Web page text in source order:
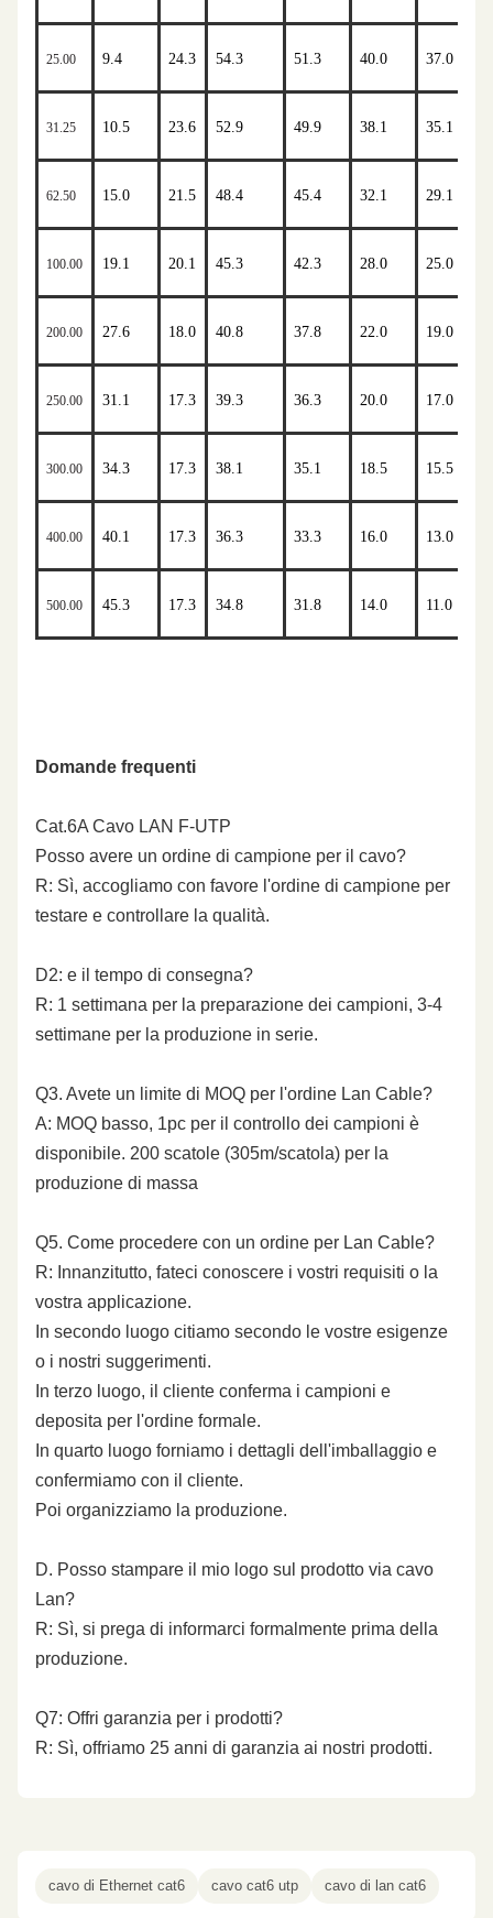
25.00 9.4 24.3 54.3 51.3 40.0 37.0
31.25 10.5 23.6 52.9 49.9 38.1 35.1
62.50 15.0 21.5 48.4 45.4 32.1 29.1
100.00 19.1 20.1 45.3 42.3 28.0 25.0
200.00 27.6 18.0 40.8 37.8 22.0 19.0
250.00 31.1 17.3 39.3 36.3 20.0 17.0
300.00 34.3 17.3 38.1 35.1 18.5 15.5
400.00 40.1 17.3 36.3 33.3 16.0 13.0
500.00 45.3 17.3 34.8 31.8 14.0 11.0
Domande frequenti
Cat.6A Cavo LAN F-UTP
Posso avere un ordine di campione per il cavo?
R: Sì, accogliamo con favore l'ordine di campione per
testare e controllare la qualità.
D2: e il tempo di consegna?
R: 1 settimana per la preparazione dei campioni, 3-4
settimane per la produzione in serie.
Q3. Avete un limite di MOQ per l'ordine Lan Cable?
A: MOQ basso, 1pc per il controllo dei campioni è
disponibile. 200 scatole (305m/scatola) per la
produzione di massa
Q5. Come procedere con un ordine per Lan Cable?
R: Innanzitutto, fateci conoscere i vostri requisiti o la
vostra applicazione.
In secondo luogo citiamo secondo le vostre esigenze
o i nostri suggerimenti.
In terzo luogo, il cliente conferma i campioni e
deposita per l'ordine formale.
In quarto luogo forniamo i dettagli dell'imballaggio e
confermiamo con il cliente.
Poi organizziamo la produzione.
D. Posso stampare il mio logo sul prodotto via cavo
Lan?
R: Sì, si prega di informarci formalmente prima della
produzione.
Q7: Offri garanzia per i prodotti?
R: Sì, offriamo 25 anni di garanzia ai nostri prodotti.
cavo di Ethernet cat6 cavo cat6 utp cavo di lan cat6